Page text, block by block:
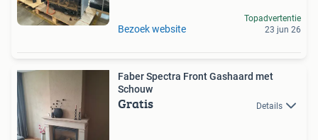
Bezoek website
Topadvertentie
23 jun 26
Faber Spectra Front Gashaard met
Schouw
Gratis Details